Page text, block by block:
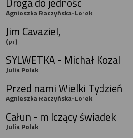
Agnieszka Raczyńska-Lorek
Jim Cavaziel,
(pr)
SYLWETKA - Michał Kozal
Julia Polak
Przed nami Wielki Tydzień
Agnieszka Raczyńska-Lorek
Całun - milczący świadek
Julia Polak